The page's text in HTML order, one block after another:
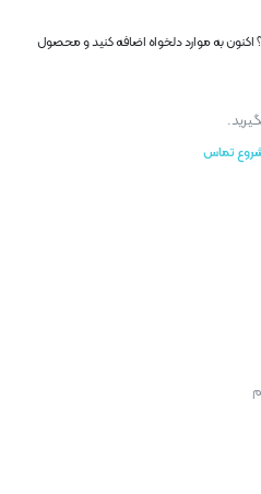
به موارد دلخواه اضافه کنید و محصول
تماس